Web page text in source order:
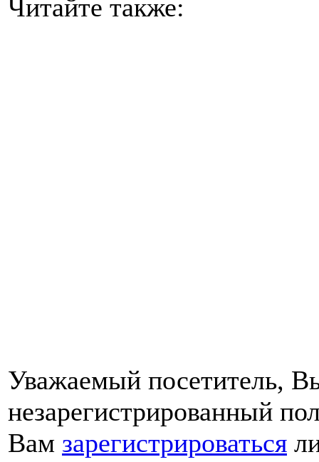
Читайте также:
Уважаемый посетитель,
незарегистрированный
Вам зарегистрироваться